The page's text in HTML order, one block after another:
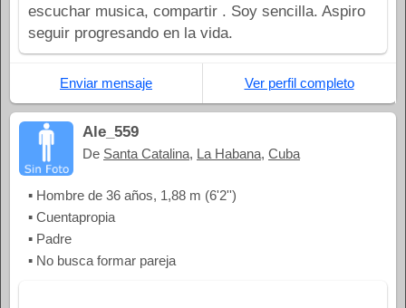
escuchar musica, compartir . Soy sencilla. Aspiro
seguir progresando en la vida.
Enviar mensaje Ver perfil completo
Ale_559
De Santa Catalina, La Habana, Cuba
▪ Hombre de 36 años, 1,88 m (6'2'')
▪ Cuentapropia
▪ Padre
▪ No busca formar pareja